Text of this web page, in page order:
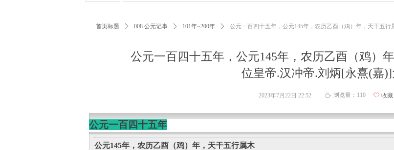
公元一百四十五年
公元145年，农历乙酉（鸡）年，天干五行属木
公元一百四十五年，公元145年，农历乙酉（鸡）
位皇帝.汉冲帝.刘炳[永熹(嘉
2023年7月22日 22:52 ꄘ 浏览量： 110 ꄀ 收藏
首页标题 ꄲ 008.公元记事 ꄲ 101年~200年 ꄲ 公元一百四十五年，公元145年，农历乙酉（鸡）年，天干五